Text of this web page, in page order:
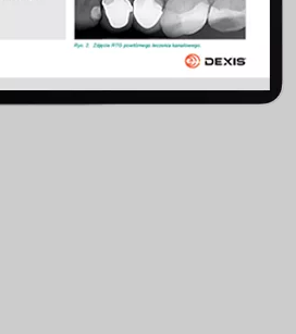
Australia
India